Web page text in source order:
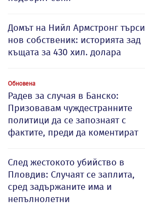
Домът на Нийл Армстронг търси
нов собственик: историята зад
къщата за 430 хил. долара
Обновена
Радев за случая в Банско:
Призовавам чуждестранните
политици да се запознаят с
фактите, преди да коментират
След жестокото убийство в
Пловдив: Случаят се заплита,
сред задържаните има и
непълнолетни